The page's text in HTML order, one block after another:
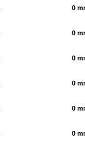
0
0
0
0
0
0